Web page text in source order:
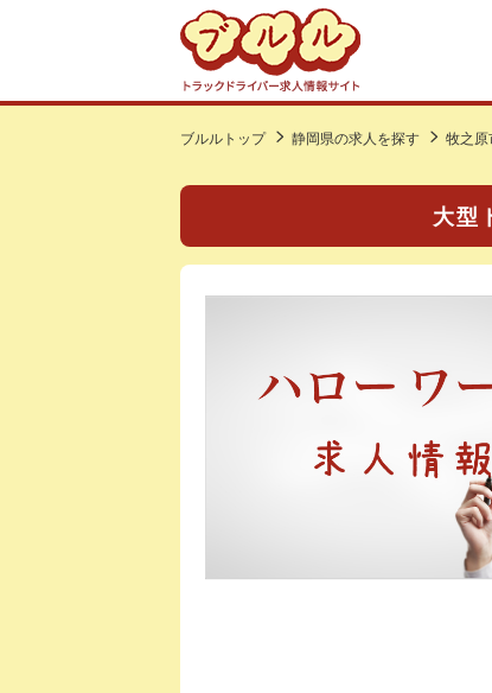
ブルルトップ 静岡県の求人を探す 牧之
大型